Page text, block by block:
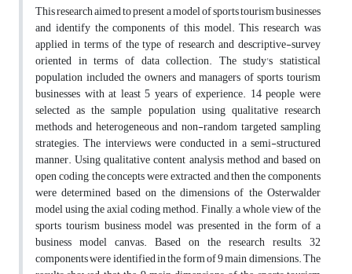
This research aimed to present a model of sports tourism businesses
and identify the components of this model. This research was
applied in terms of the type of research and descriptive-survey
oriented in terms of data collection. The study's statistical
population included the owners and managers of sports tourism
businesses with at least 5 years of experience. 14 people were
selected as the sample population using qualitative research
methods and heterogeneous and non-random targeted sampling
strategies. The interviews were conducted in a semi-structured
manner. Using qualitative content analysis method and based on
open coding, the concepts were extracted, and then the components
were determined based on the dimensions of the Osterwalder
model using the axial coding method. Finally, a whole view of the
sports tourism business model was presented in the form of a
business model canvas. Based on the research results, 32
components were identified in the form of 9 main dimensions. The